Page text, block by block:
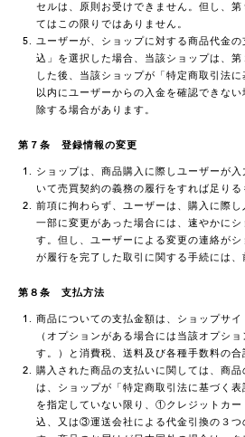
セルは、原則お受けできません。但し、
てはこの限りではありません。
ユーザーが、ショップに対する商品代金
込」を選択した場合、当該ショップは、
した後、当該ショップが「特定商取引法
以内にユーザーからの入金を確認できな
除する場合があります。
第７条 登録情報の変更
ショップは、商品購入に際しユーザーが
いて売買契約の義務の履行をすれば足りる
前項に拘わらず、ユーザーは、購入に際
一部に変更があった場合には、速やかに
す。但し、ユーザーによる変更の連絡が
が履行を完了した取引に関する手続には、
第８条 支払方法
商品についての支払金額は、ショップサ
（オプションがある場合には当該オプシ
す。）と消費税、送料及び各種手数料の合
購入された商品の支払いに関しては、商
は、ショップが「特定商取引法に基づく
を指定していない限り、①クレジットカ
込、又は③運送会社による代金引換の３つ